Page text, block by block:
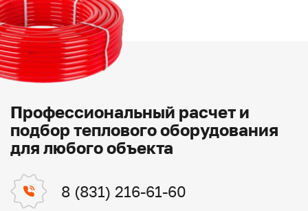
Профессиональный расчет и
подбор теплового оборудования
для любого объекта
8 (831) 216-61-60